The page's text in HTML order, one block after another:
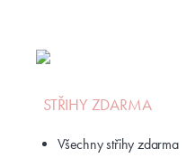
STŘIHY ZDARMA
Všechny střihy zdarma